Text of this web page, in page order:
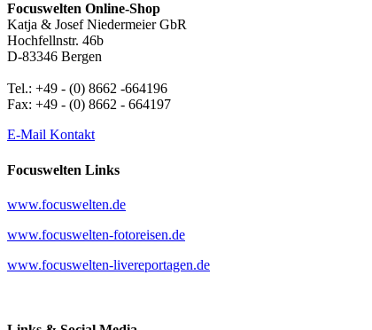
Focuswelten Online-Shop
Katja & Josef Niedermeier GbR
Hochfellnstr. 46b
D-83346 Bergen
Tel.: +49 - (0) 8662 -664196
Fax: +49 - (0) 8662 - 664197
E-Mail Kontakt
Focuswelten Links
www.focuswelten.de
www.focuswelten-fotoreisen.de
www.focuswelten-livereportagen.de